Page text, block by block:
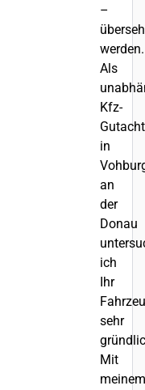
–
werden.
Als
Kfz-
in
an
der
Donau
ich
Ihr
sehr
Mit
meinem